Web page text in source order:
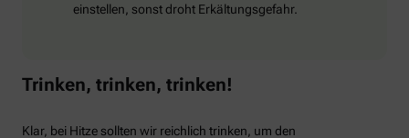
einstellen, sonst droht Erkältungsgefahr.
Trinken, trinken, trinken!
Klar, bei Hitze sollten wir reichlich trinken, um den